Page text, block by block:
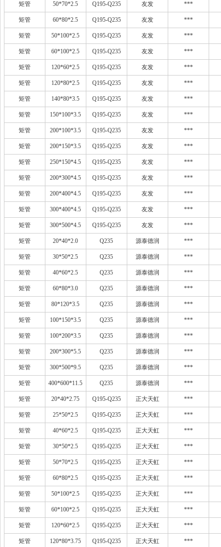
矩管 50*70*2.5 Q195-Q235 友发 ***
矩管 60*80*2.5 Q195-Q235 友发 ***
矩管 50*100*2.5 Q195-Q235 友发 ***
矩管 60*100*2.5 Q195-Q235 友发 ***
矩管 120*60*2.5 Q195-Q235 友发 ***
矩管 120*80*2.5 Q195-Q235 友发 ***
矩管 140*80*3.5 Q195-Q235 友发 ***
矩管 150*100*3.5 Q195-Q235 友发 ***
矩管 200*100*3.5 Q195-Q235 友发 ***
矩管 200*150*3.5 Q195-Q235 友发 ***
矩管 250*150*4.5 Q195-Q235 友发 ***
矩管 200*300*4.5 Q195-Q235 友发 ***
矩管 200*400*4.5 Q195-Q235 友发 ***
矩管 300*400*4.5 Q195-Q235 友发 ***
矩管 300*500*4.5 Q195-Q235 友发 ***
矩管 20*40*2.0 Q235 源泰德润 ***
矩管 30*50*2.5 Q235 源泰德润 ***
矩管 40*60*2.5 Q235 源泰德润 ***
矩管 60*80*3.0 Q235 源泰德润 ***
矩管 80*120*3.5 Q235 源泰德润 ***
矩管 100*150*3.5 Q235 源泰德润 ***
矩管 100*200*3.5 Q235 源泰德润 ***
矩管 200*300*5.5 Q235 源泰德润 ***
矩管 300*500*9.5 Q235 源泰德润 ***
矩管 400*600*11.5 Q235 源泰德润 ***
矩管 20*40*2.75 Q195-Q235 正大天虹 ***
矩管 25*50*2.5 Q195-Q235 正大天虹 ***
矩管 40*60*2.5 Q195-Q235 正大天虹 ***
矩管 30*50*2.5 Q195-Q235 正大天虹 ***
矩管 50*70*2.5 Q195-Q235 正大天虹 ***
矩管 60*80*2.5 Q195-Q235 正大天虹 ***
矩管 50*100*2.5 Q195-Q235 正大天虹 ***
矩管 60*100*2.5 Q195-Q235 正大天虹 ***
矩管 120*60*2.5 Q195-Q235 正大天虹 ***
矩管 120*80*3.75 Q195-Q235 正大天虹 ***